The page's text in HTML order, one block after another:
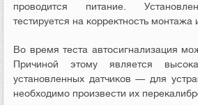
проводится питание.
тестируется на корректность монтажа
Во время теста автосигнализация
Причиной этому является
установленных датчиков — для
необходимо произвести их